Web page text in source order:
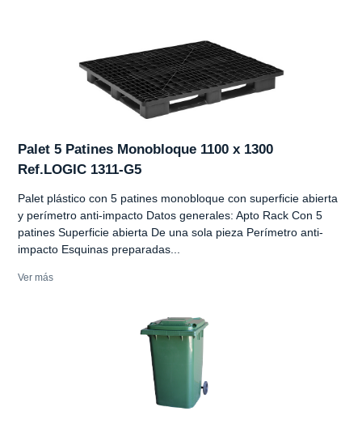
Palet 5 Patines Monobloque 1100 x 1300
Ref.LOGIC 1311-G5
Palet plástico con 5 patines monobloque con superficie abierta
y perímetro anti-impacto Datos generales: Apto Rack Con 5
patines Superficie abierta De una sola pieza Perímetro anti-
impacto Esquinas preparadas...
Ver más